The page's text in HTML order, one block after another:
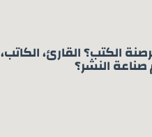
الكتب؟ القارئ، الكاتب،
صناعة النشر؟